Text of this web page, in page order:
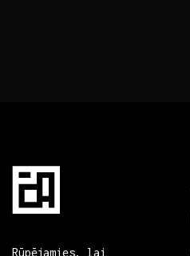
Rūpējamies, lai